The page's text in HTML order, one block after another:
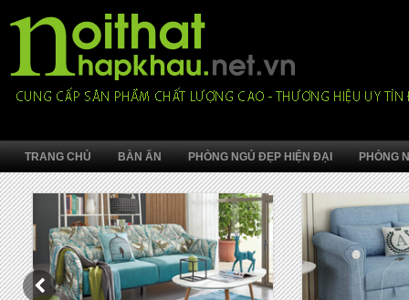
TRANG CHỦ BÀN ĂN PHÒNG NGỦ ĐẸP HIỆN ĐẠI PHÒNG